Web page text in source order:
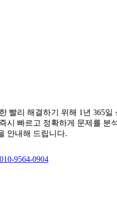
빨리 해결하기 위해 1년 365일
시 빠르고 정확하게 문제를 분
안내해 드립니다.
9564-0904